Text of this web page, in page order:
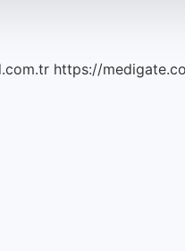
https://